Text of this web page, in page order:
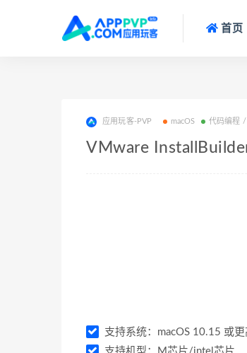
首页
应用玩客-PVP macOS 代码编程 /
VMware
支持系统：macOS 10.15 或